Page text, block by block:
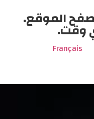
الموقع.
وقت.
Français